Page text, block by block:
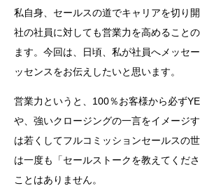
私自身、セールスの道でキャリアを切り
社の社員に対しても営業力を高めること
ます。今回は、日頃、私が社員へメッセ
ッセンスをお伝えしたいと思います。
営業力というと、100％お客様から必ず
や、強いクロージングの一言をイメージ
は若くしてフルコミッションセールスの
は一度も「セールストークを教えてくだ
ことはありません。